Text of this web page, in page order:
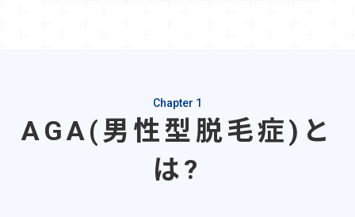
Chapter 1
AGA(男性型脱毛症)と
は?